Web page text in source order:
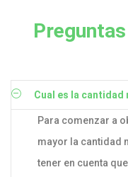
Cual es la cantidad
Para comenzar a
mayor la cantidad
tener en cuenta